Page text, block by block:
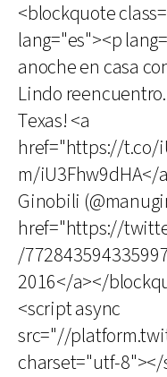
<blockquote
lang="es"><p
anoche en casa
Lindo
Texas! <a
href="https://t.co/
m/iU3Fhw9dHA</
Ginobili
href="https://
/
2016</a></
<script async
src="//
charset="utf-